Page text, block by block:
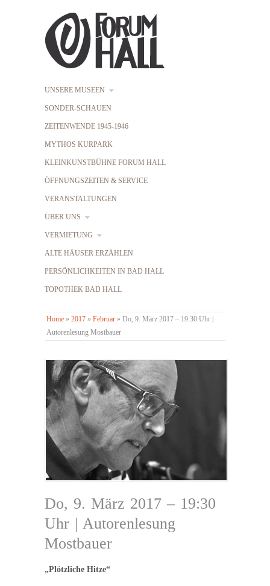
UNSERE MUSEEN
SONDER-SCHAUEN
ZEITENWENDE 1945-1946
MYTHOS KURPARK
KLEINKUNSTBÜHNE FORUM HALL
ÖFFNUNGSZEITEN & SERVICE
VERANSTALTUNGEN
ÜBER UNS
VERMIETUNG
ALTE HÄUSER ERZÄHLEN
PERSÖNLICHKEITEN IN BAD HALL
TOPOTHEK BAD HALL
Home » 2017 » Februar » Do, 9. März 2017 – 19:30 Uhr |
Autorenlesung Mostbauer
Do, 9. März 2017 – 19:30
Uhr | Autorenlesung
Mostbauer
„Plötzliche Hitze“